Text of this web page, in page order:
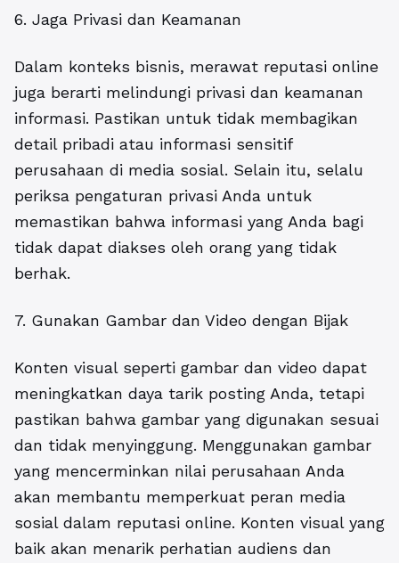
6. Jaga Privasi dan Keamanan
Dalam konteks bisnis, merawat reputasi online
juga berarti melindungi privasi dan keamanan
informasi. Pastikan untuk tidak membagikan
detail pribadi atau informasi sensitif
perusahaan di media sosial. Selain itu, selalu
periksa pengaturan privasi Anda untuk
memastikan bahwa informasi yang Anda bagi
tidak dapat diakses oleh orang yang tidak
berhak.
7. Gunakan Gambar dan Video dengan Bijak
Konten visual seperti gambar dan video dapat
meningkatkan daya tarik posting Anda, tetapi
pastikan bahwa gambar yang digunakan sesuai
dan tidak menyinggung. Menggunakan gambar
yang mencerminkan nilai perusahaan Anda
akan membantu memperkuat peran media
sosial dalam reputasi online. Konten visual yang
baik akan menarik perhatian audiens dan